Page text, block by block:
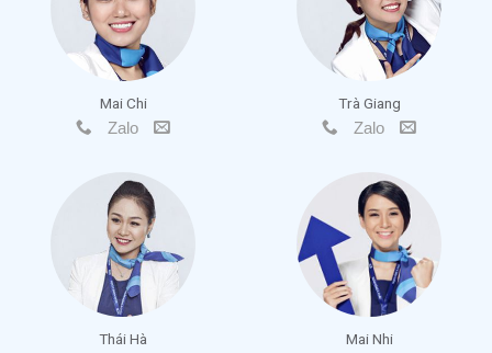
Mai Chi
Zalo
Trà Giang
Zalo
Thái Hà
Mai Nhi